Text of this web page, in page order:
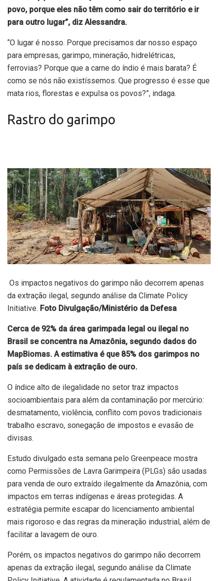
povo, porque eles não têm como sair do território e ir
para outro lugar”, diz Alessandra.
“O lugar é nosso. Porque precisamos dar nosso espaço
para empresas, garimpo, mineração, hidrelétricas,
ferrovias? Porque que a carne do índio é mais barata? É
como se nós não existíssemos. Que progresso é esse que
mata rios, florestas e expulsa os povos?”, indaga.
Rastro do garimpo
Os impactos negativos do garimpo não decorrem apenas
da extração ilegal, segundo análise da Climate Policy
Initiative. Foto Divulgação/Ministério da Defesa
Cerca de 92% da área garimpada legal ou ilegal no
Brasil se concentra na Amazônia, segundo dados do
MapBiomas. A estimativa é que 85% dos garimpos no
país se dedicam à extração de ouro.
O índice alto de ilegalidade no setor traz impactos
socioambientais para além da contaminação por mercúrio:
desmatamento, violência, conflito com povos tradicionais
trabalho escravo, sonegação de impostos e evasão de
divisas.
Estudo divulgado esta semana pelo Greenpeace mostra
como Permissões de Lavra Garimpeira (PLGs) são usadas
para venda de ouro extraído ilegalmente da Amazônia, com
impactos em terras indígenas e áreas protegidas. A
estratégia permite escapar do licenciamento ambiental
mais rigoroso e das regras da mineração industrial, além de
facilitar a lavagem de ouro.
Porém, os impactos negativos do garimpo não decorrem
apenas da extração ilegal, segundo análise da Climate